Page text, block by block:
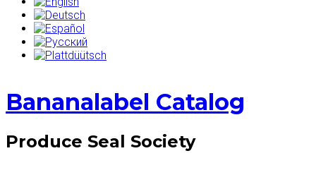
Bananalabel Catalog
Produce Seal Society